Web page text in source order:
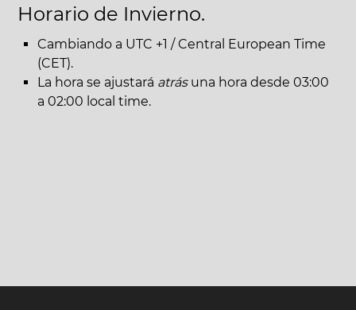
Horario de Invierno.
Cambiando a UTC +1 / Central European Time
(CET).
La hora se ajustará atrásuna hora desde 03:00
a 02:00 local time.